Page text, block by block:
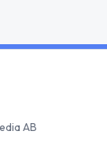
AB